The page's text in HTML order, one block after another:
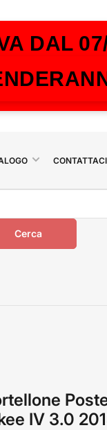
DAL
CONTATTACI
Cerca
IV 3.0